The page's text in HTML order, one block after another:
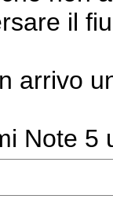
il
arrivo
Note 5